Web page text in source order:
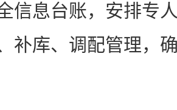
信息台账，安排专
补库、调配管理，